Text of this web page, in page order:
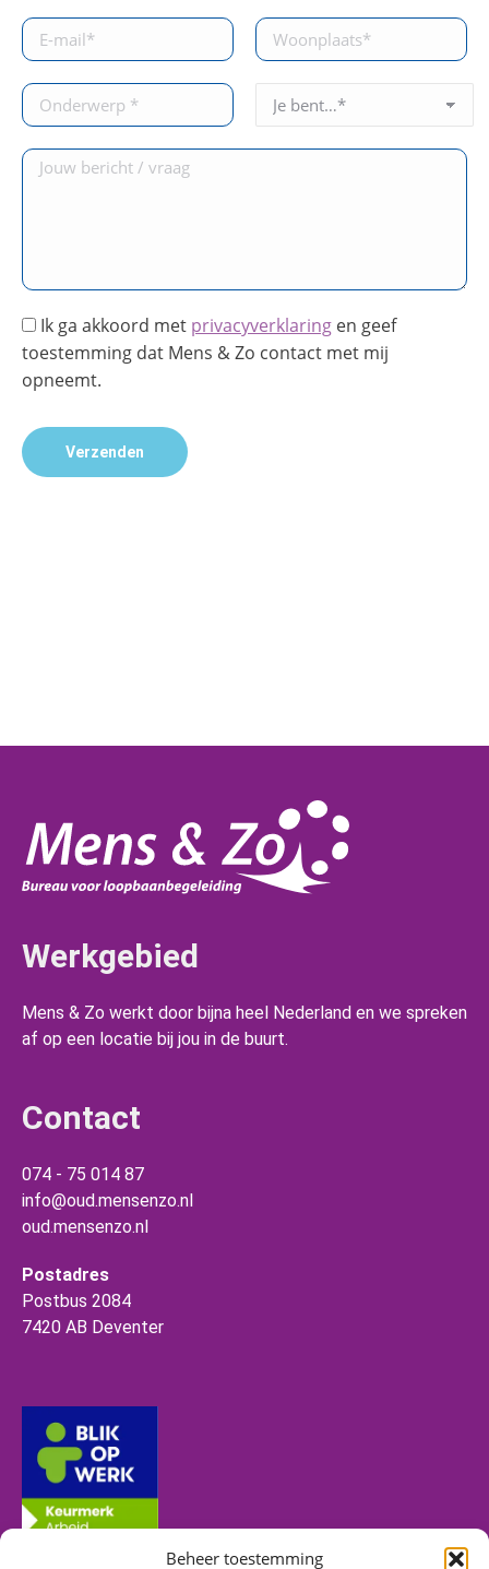
Beheer toestemming
Ik ga akkoord met privacyverklaring en geef
toestemming dat Mens & Zo contact met mij
opneemt.
Werkgebied
Mens & Zo werkt door bijna heel Nederland en we spreken
af op een locatie bij jou in de buurt.
Contact
074 - 75 014 87
info@oud.mensenzo.nl
oud.mensenzo.nl
Postadres
Postbus 2084
7420 AB Deventer